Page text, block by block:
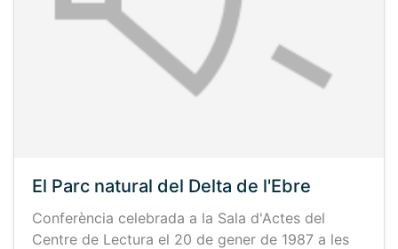
El Parc natural del Delta de l'Ebre
Conferència celebrada a la Sala d'Actes del
Centre de Lectura el 20 de gener de 1987 a les